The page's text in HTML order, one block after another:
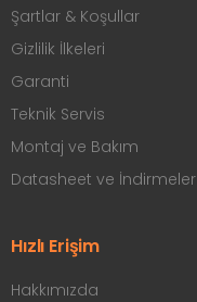
Şartlar & Koşullar
Gizlilik İlkeleri
Garanti
Teknik Servis
Montaj ve Bakım
Datasheet ve İndirmeler
Hızlı Erişim
Hakkımızda